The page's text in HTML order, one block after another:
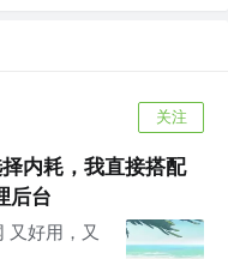
关注
内耗，我直接搭配
后台
又好用，又